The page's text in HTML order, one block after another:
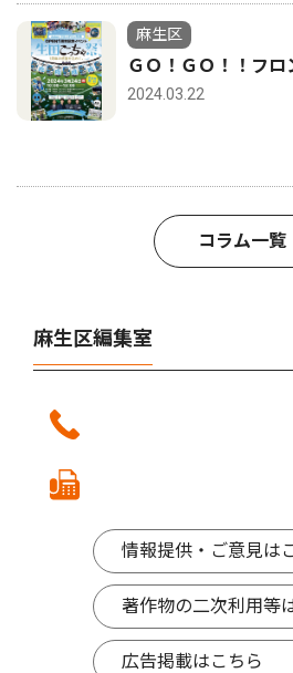
麻生区
ＧＯ！ＧＯ！！フロ
2024.03.22
コラム一覧
麻生区編集室
情報提供・ご意見は
著作物の二次利用等
広告掲載はこちら